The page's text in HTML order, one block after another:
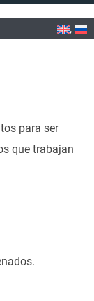
para ser
que trabajan